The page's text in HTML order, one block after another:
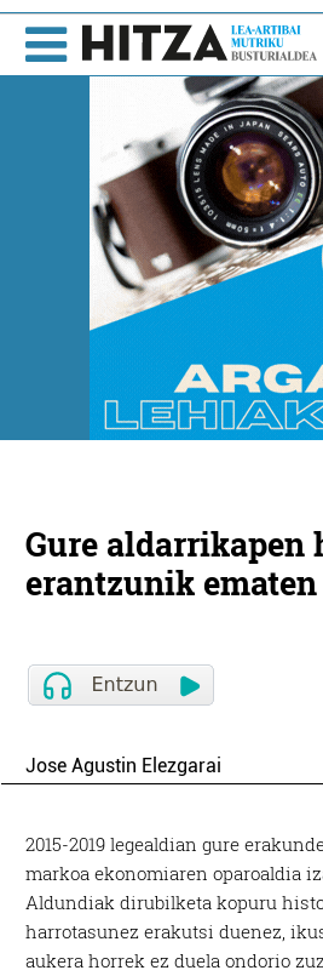
Gure
erantzunik
Jose Agustin Elezgarai
2015-2019 legealdian gure
markoa ekonomiaren oparoaldia
Aldundiak dirubilketa kopuru
harrotasunez erakutsi duenez,
aukera horrek ez duela ondorio